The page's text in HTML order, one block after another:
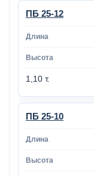
ПБ 25-12
1,10 т.
ПБ 25-10